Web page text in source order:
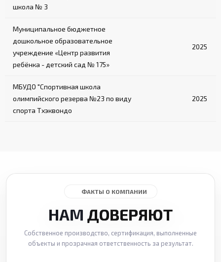
школа № 3
Муниципальное бюджетное
дошкольное образовательное
учреждение «Центр развития
ребёнка - детский сад № 175»
2025
МБУДО "Спортивная школа
олимпийского резерва №23 по виду
спорта Тхэквондо
2025
ФАКТЫ О КОМПАНИИ
НАМ ДОВЕРЯЮТ
Собственное производство, сертификация, выполненные
объекты и прозрачная ответственность за результат.